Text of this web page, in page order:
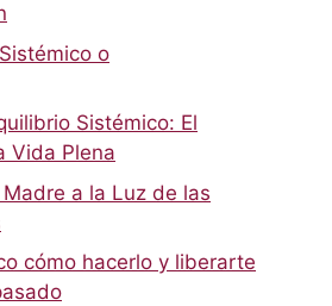
o
Sistémico: El
Vida Plena
a la Luz de las
cómo hacerlo y liberarte